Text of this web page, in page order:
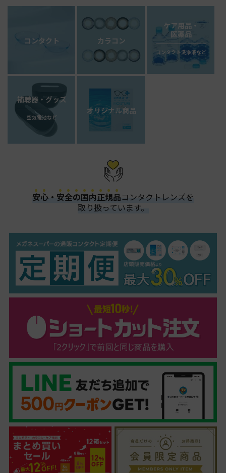
コンタクト カラコン
ケア用品・
医薬品
コンタクト洗浄液など
補聴器・グッズ
空気電池など
オリジナル商品
安心 ・ 安全の国内正規品コンタクトレンズを
取り扱っています。